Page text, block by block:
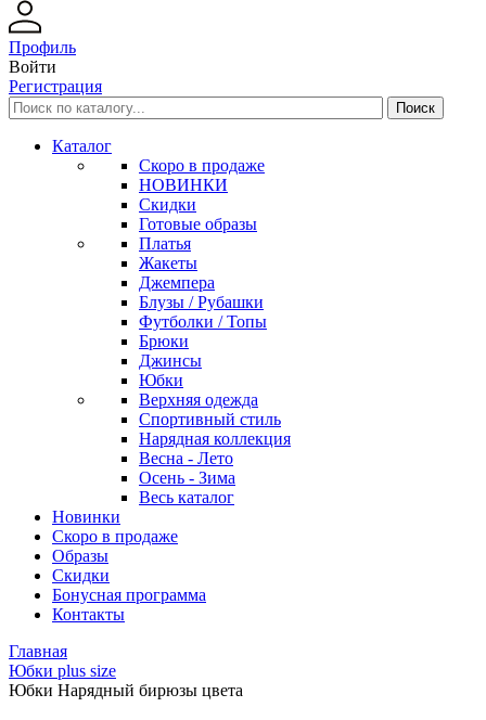
Профиль
Войти
Регистрация
Каталог
Скоро в продаже
НОВИНКИ
Скидки
Готовые образы
Платья
Жакеты
Джемпера
Блузы / Рубашки
Футболки / Топы
Брюки
Джинсы
Юбки
Верхняя одежда
Спортивный стиль
Нарядная коллекция
Весна - Лето
Осень - Зима
Весь каталог
Новинки
Скоро в продаже
Образы
Скидки
Бонусная программа
Контакты
Главная
Юбки plus size
Юбки Нарядный бирюзы цвета